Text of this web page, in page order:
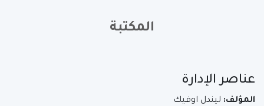
المكتبة
عناصر الإدارة
المؤلف: ليندل اوفيك